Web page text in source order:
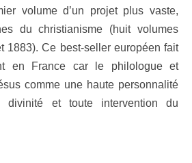
volume d’un projet plus vaste,
du christianisme (huit volumes
1883). Ce best-seller européen fait
en France car le philologue et
comme une haute personnalité
divinité et toute intervention du